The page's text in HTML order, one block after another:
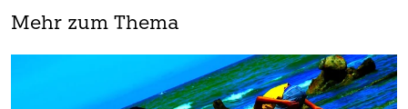
Mehr zum Thema